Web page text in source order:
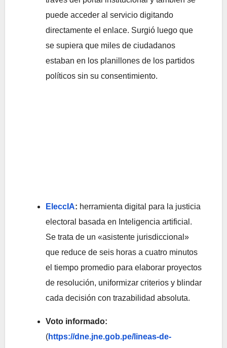
puede acceder al servicio digitando
directamente el enlace. Surgió luego que
se supiera que miles de ciudadanos
estaban en los planillones de los partidos
políticos sin su consentimiento.
EleccIA: herramienta digital para la justicia
electoral basada en Inteligencia artificial.
Se trata de un «asistente jurisdiccional»
que reduce de seis horas a cuatro minutos
el tiempo promedio para elaborar proyectos
de resolución, uniformizar criterios y blindar
cada decisión con trazabilidad absoluta.
Voto informado:
(https://dne.jne.gob.pe/lineas-de-